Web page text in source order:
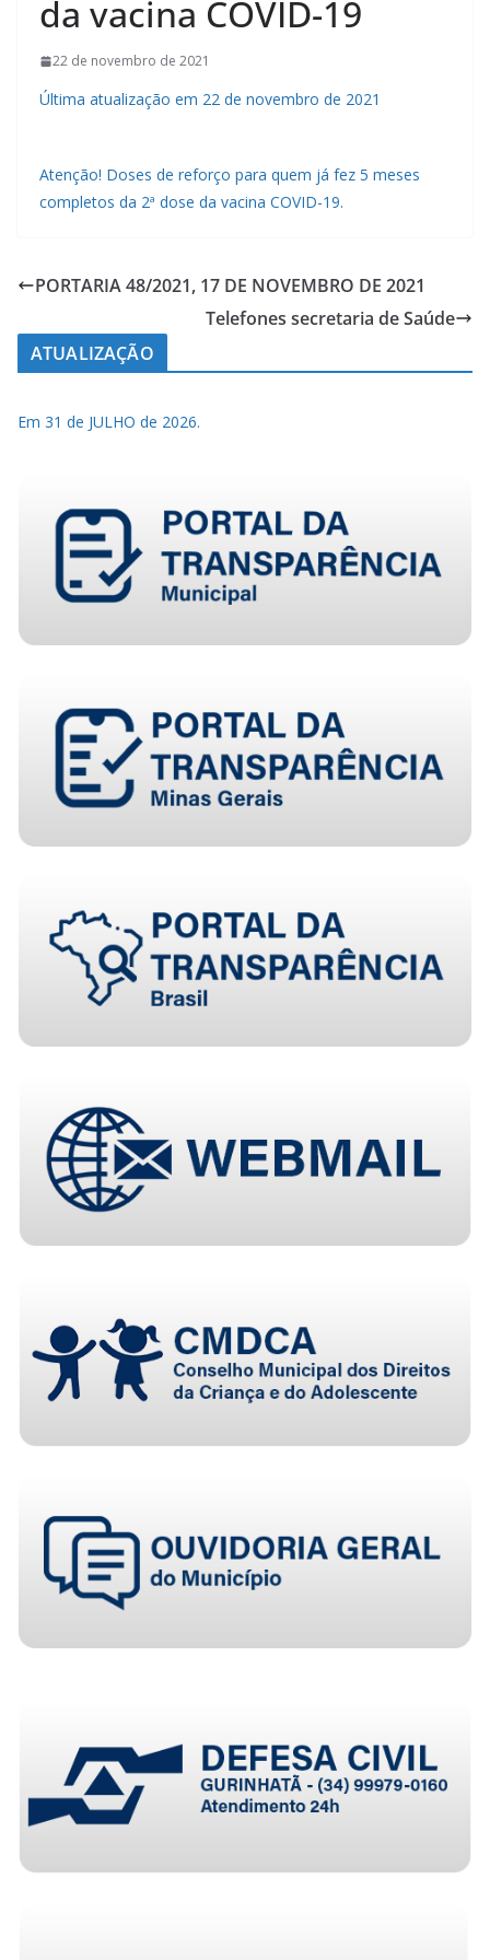
da vacina COVID-19
22 de novembro de 2021
Última atualização em 22 de novembro de 2021
Atenção! Doses de reforço para quem já fez 5 meses
completos da 2ª dose da vacina COVID-19.
PORTARIA 48/2021, 17 DE NOVEMBRO DE 2021
Telefones secretaria de Saúde
ATUALIZAÇÃO
Em 31 de JULHO de 2026.